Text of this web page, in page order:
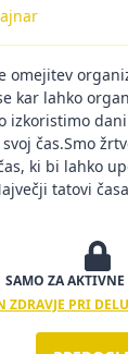
omejitev
kar lahko
izkoristimo
čas.Smo
ki bi lahko
tatovi
SAMO ZA
ZDRAVJE PRI DELU